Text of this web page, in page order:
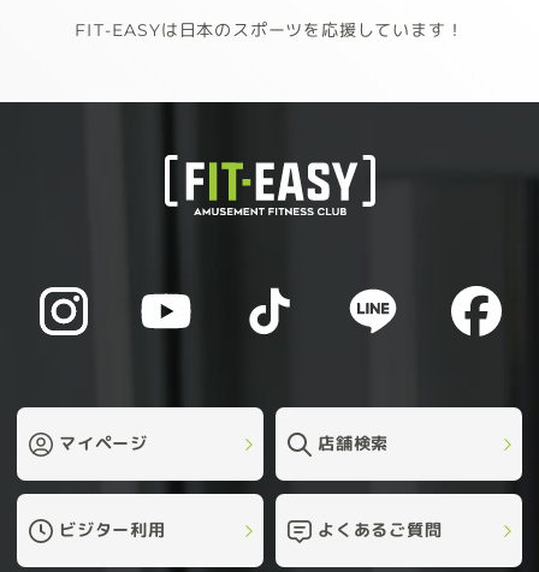
FIT-EASYは日本のスポーツを応援しています！
マイページ 店舗検索
ビジター利用 よくあるご質問